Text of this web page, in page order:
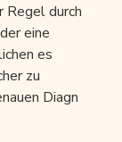
Regel durch
eine
es
zu
Diagn